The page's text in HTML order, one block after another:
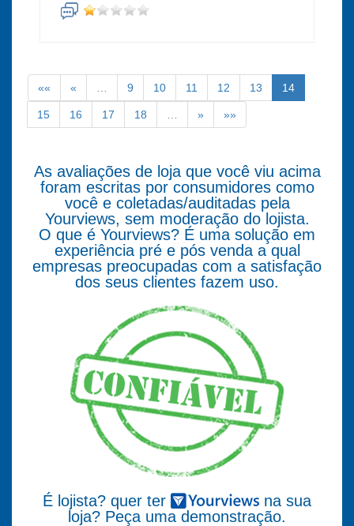
«« « 9 10 11 12 13 14
15 16 17 18 » »»
As avaliações de loja que você viu acima
foram escritas por consumidores como
você e coletadas/auditadas pela
Yourviews, sem moderação do lojista.
O que é Yourviews? É uma solução em
experiência pré e pós venda a qual
empresas preocupadas com a satisfação
dos seus clientes fazem uso.
É lojista? quer ter
na sua
loja? Peça uma demonstração.